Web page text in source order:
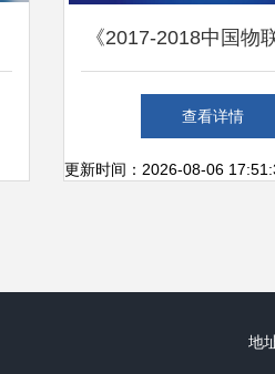
《2017-2018中国物
年度报告》发布 技术
领产业新变革
查看详情
更新时间：2026-08-06
地